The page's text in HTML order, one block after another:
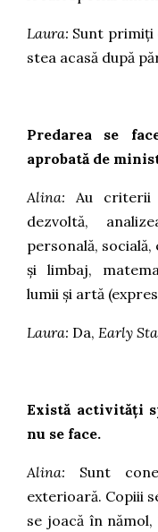
Laura: Sunt primiți
stea acasă după
Predarea se
aprobată de
Alina: Au
dezvoltă,
personală,
și limbaj,
lumii și artă
Laura: Da, Early
Există activități
nu se face.
Alina: Sunt
exterioară. Copiii
se joacă în